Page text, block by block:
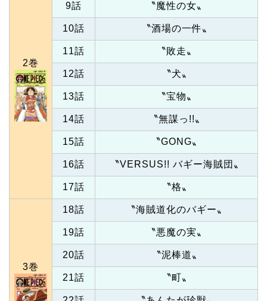
2巻
9話 〝魔性の女〟
10話 〝酒場の一件〟
11話 〝敗走〟
12話 〝犬〟
13話 〝宝物〟
14話 〝無謀っ!!〟
15話 〝GONG〟
16話 〝VERSUS!! バギー海賊団〟
17話 〝格〟
3巻
18話 〝海賊道化のバギー〟
19話 〝悪魔の実〟
20話 〝泥棒道〟
21話 〝町〟